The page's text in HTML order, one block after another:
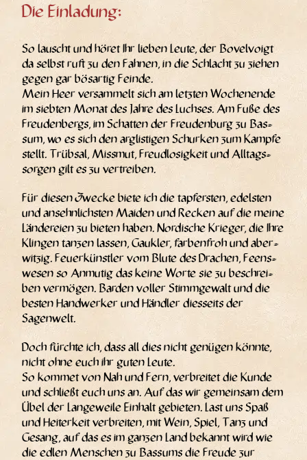
Die Einladung:
So lauscht und höret Ihr lie­ben Leu­te, der Bovel­voigt
da selbst ruft zu den Fah­nen, in die Schlacht zu zie­hen
gegen gar bös­ar­tig Fein­de.
Mein Heer ver­sam­melt sich am letz­ten Wochen­en­de
im sieb­ten Monat des Jah­re des Luch­ses. Am Fuße des
Freu­den­bergs, im Schat­ten der Freu­den­burg zu Bas­
sum, wo es sich den arg­lis­ti­gen Schur­ken zum Kamp­fe
stellt. Trüb­sal, Miss­mut, Freud­lo­sig­keit und All­tags­
sor­gen gilt es zu vertreiben.
Für die­sen Zwe­cke bie­te ich die tap­fers­ten, edels­ten
und ansehn­lichs­ten Mai­den und Recken auf die mei­ne
Län­de­rei­en zu bie­ten haben. Nor­di­sche Krie­ger, die Ihre
Klin­gen tan­zen las­sen, Gauk­ler, far­ben­froh und aber­
wit­zig. Feu­er­künst­ler vom Blu­te des Dra­chen, Feens­
we­sen so Anmu­tig das kei­ne Wor­te sie zu beschrei­
ben ver­mö­gen. Bar­den vol­ler Stimm­ge­walt und die
bes­ten Hand­wer­ker und Händ­ler dies­seits der
Sagenwelt.
Doch fürch­te ich, dass all dies nicht genü­gen könn­te,
nicht ohne euch ihr guten Leu­te.
So kom­met von Nah und Fern, ver­brei­tet die Kun­de
und schließt euch uns an. Auf das wir gemein­sam dem
Übel der Lan­ge­wei­le Ein­halt gebie­ten. Last uns Spaß
und Hei­ter­keit ver­brei­ten, mit Wein, Spiel, Tanz und
Gesang, auf das es im gan­zen Land bekannt wird wie
die edlen Men­schen zu Bas­sums die Freu­de zur